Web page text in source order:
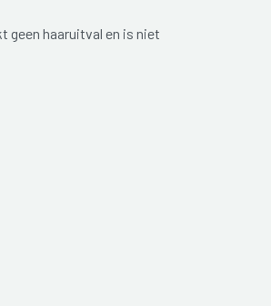
geen haaruitval en is niet